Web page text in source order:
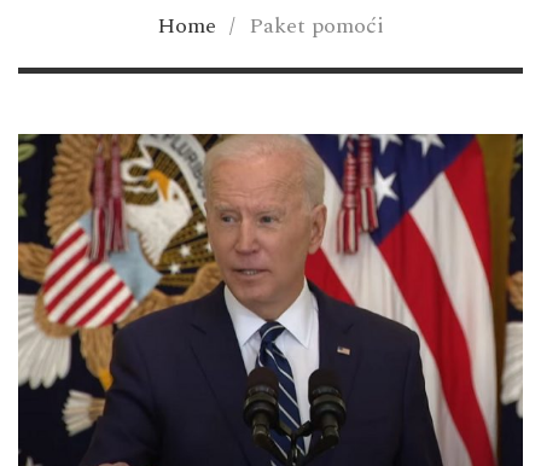
Home / Paket pomoći